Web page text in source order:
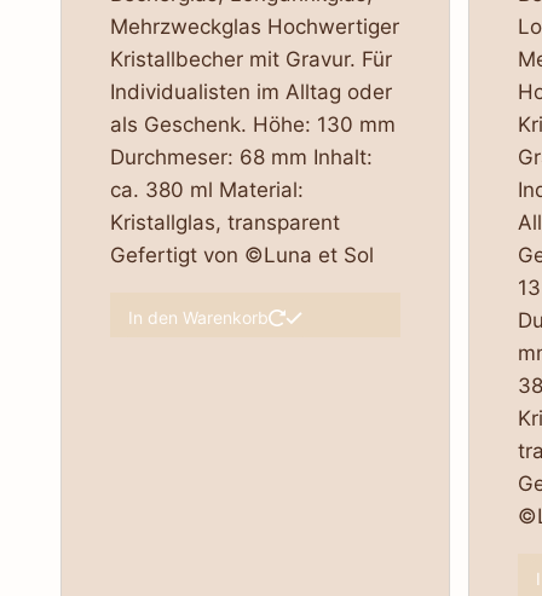
Mehrzweckglas Hochwertiger
Kristallbecher mit Gravur. Für
Individualisten im Alltag oder
als Geschenk. Höhe: 130 mm
Durchmeser: 68 mm Inhalt:
ca. 380 ml Material:
Kristallglas, transparent
Gefertigt von ©Luna et Sol
In den Warenkorb